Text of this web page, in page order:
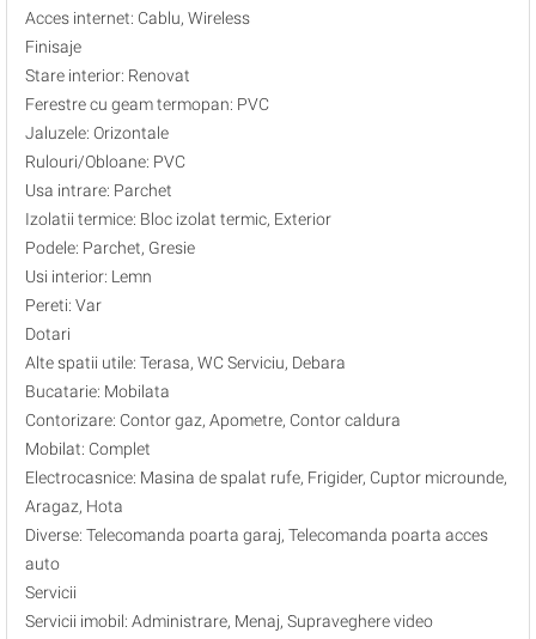
Acces internet: Cablu, Wireless
Finisaje
Stare interior: Renovat
Ferestre cu geam termopan: PVC
Jaluzele: Orizontale
Rulouri/Obloane: PVC
Usa intrare: Parchet
Izolatii termice: Bloc izolat termic, Exterior
Podele: Parchet, Gresie
Usi interior: Lemn
Pereti: Var
Dotari
Alte spatii utile: Terasa, WC Serviciu, Debara
Bucatarie: Mobilata
Contorizare: Contor gaz, Apometre, Contor caldura
Mobilat: Complet
Electrocasnice: Masina de spalat rufe, Frigider, Cuptor microunde,
Aragaz, Hota
Diverse: Telecomanda poarta garaj, Telecomanda poarta acces
auto
Servicii
Servicii imobil: Administrare, Menaj, Supraveghere video